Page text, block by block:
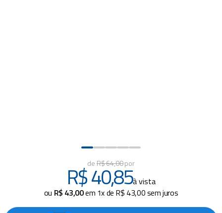
R$64,00
R$40,85à vista
ou R$ 43,00em 1x de R$ 43,00sem juros